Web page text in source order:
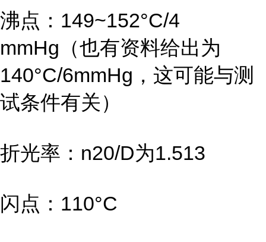
沸点：149~152°C/4
mmHg（也有资料给出为
140°C/6mmHg，这可能与测
试条件有关）
折光率：n20/D为1.513
闪点：110°C